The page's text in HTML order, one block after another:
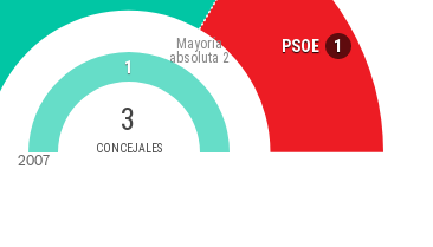
PSOE 1
3
CONCEJALES
Mayoría
absoluta 2
1
2007